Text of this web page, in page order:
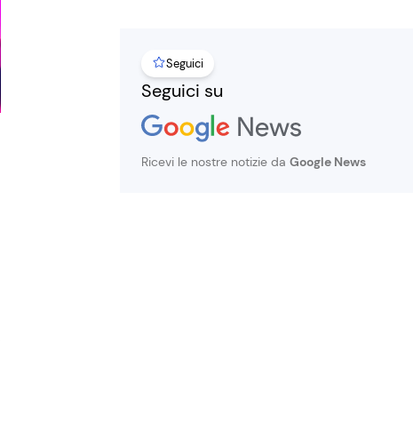
Seguici
Seguici su
Ricevi le nostre notizie da Google News